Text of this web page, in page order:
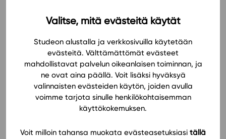
Valitse, mitä evästeitä käytät
Studeon alustalla ja verkkosivuilla käytetään
evästeitä. Välttämättömät evästeet
mahdollistavat palvelun oikeanlaisen toiminnan, ja
ne ovat aina päällä. Voit lisäksi hyväksyä
valinnaisten evästeiden käytön, joiden avulla
voimme tarjota sinulle henkilökohtaisemman
käyttökokemuksen.
Voit milloin tahansa muokata evästeasetuksiasi tällä
Tilaa